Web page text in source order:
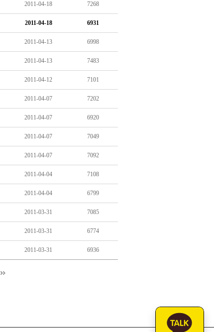
2011-04-18 7268
2011-04-18 6931
2011-04-13 6998
2011-04-13 7483
2011-04-12 7101
2011-04-07 7202
2011-04-07 6920
2011-04-07 7049
2011-04-07 7092
2011-04-04 7108
2011-04-04 6799
2011-03-31 7085
2011-03-31 6774
2011-03-31 6936